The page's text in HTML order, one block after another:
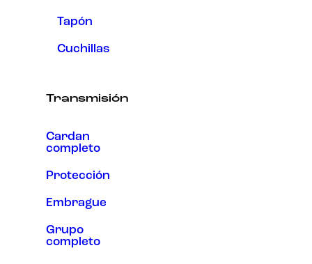
Tapón
Cuchillas
Transmisión
Cardan
completo
Protección
Embrague
Grupo
completo